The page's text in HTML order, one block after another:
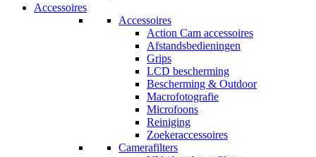
Accessoires
Accessoires
Action Cam accessoires
Afstandsbedieningen
Grips
LCD bescherming
Bescherming & Outdoor
Macrofotografie
Microfoons
Reiniging
Zoekeraccessoires
Camerafilters